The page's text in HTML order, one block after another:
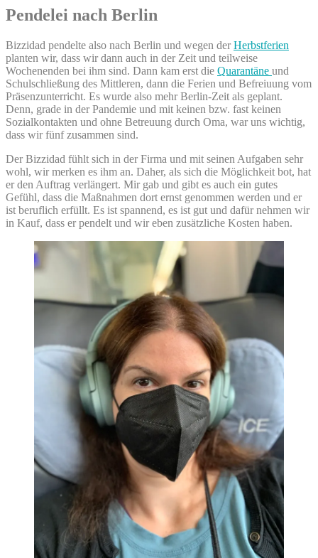
Pendelei nach Berlin
Bizzidad pendelte also nach Berlin und wegen derHerbstferien
planten wir, dass wir dann auch in der Zeit und teilweise
Wochenenden bei ihm sind. Dann kam erst die Quarantäne und
Schulschließung des Mittleren, dann die Ferien und Befreiuung vom
Präsenzunterricht. Es wurde also mehr Berlin-Zeit als geplant.
Denn, grade in der Pandemie und mit keinen bzw. fast keinen
Sozialkontakten und ohne Betreuung durch Oma, war uns wichtig,
dass wir fünf zusammen sind.
Der Bizzidad fühlt sich in der Firma und mit seinen Aufgaben sehr
wohl, wir merken es ihm an. Daher, als sich die Möglichkeit bot, hat
er den Auftrag verlängert. Mir gab und gibt es auch ein gutes
Gefühl, dass die Maßnahmen dort ernst genommen werden und er
ist beruflich erfüllt. Es ist spannend, es ist gut und dafür nehmen wir
in Kauf, dass er pendelt und wir eben zusätzliche Kosten haben.